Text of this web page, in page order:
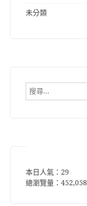
未分類
搜
本日人氣：29
總瀏覽量：452,058